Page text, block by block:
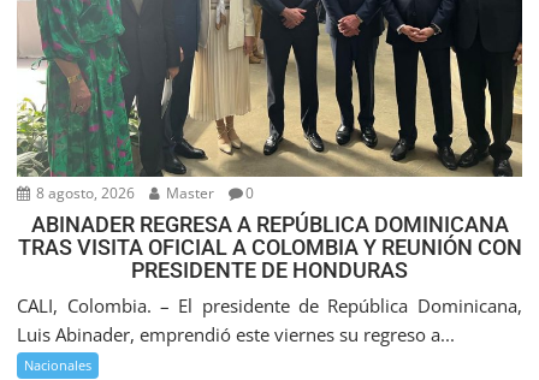
8 agosto, 2026 Master 0
ABINADER REGRESA A REPÚBLICA DOMINICANA
TRAS VISITA OFICIAL A COLOMBIA Y REUNIÓN CON
PRESIDENTE DE HONDURAS
CALI, Colombia. – El presidente de República Dominicana,
Luis Abinader, emprendió este viernes su regreso a...
Nacionales